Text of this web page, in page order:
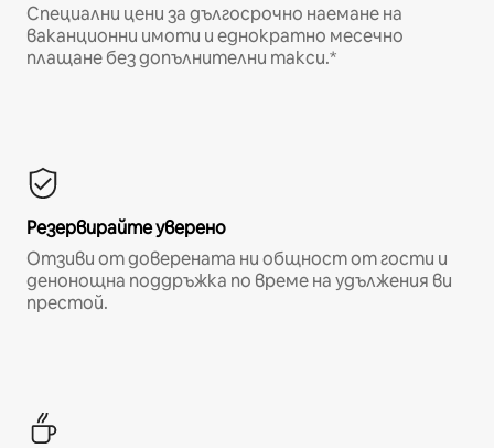
Специални цени за дългосрочно наемане на
ваканционни имоти и еднократно месечно
плащане без допълнителни такси.*
Резервирайте уверено
Отзиви от доверената ни общност от гости и
денонощна поддръжка по време на удължения ви
престой.